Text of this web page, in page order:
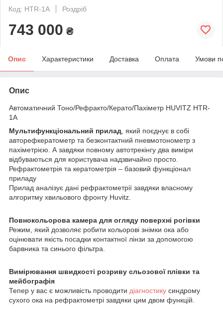
Код: HTR-1A
Роздріб
743 000 ₴
Опис Характеристики Доставка Оплата Умови
Опис
Автоматичний Тоно/Рефракто/Керато/Пахіметр HUVITZ HTR-
1A
Мультифункціональний прилад , який поєднує в собі
авторефкератометр та безконтактний пневмотонометр з
пахіметрією. А завдяки повному автотрекінгу два виміри
відбуваються для користувача надзвичайно просто.
Рефрактометрія та кератометрія – базовий функціонал
приладу
Прилад аналізує дані рефрактометрії завдяки власному
алгоритму хвильового фронту Huvitz.
Повнокольорова камера для огляду поверхні рогівки
Режим, який дозволяє робити кольорові знімки ока або
оцінювати якість посадки контактної лінзи за допомогою
барвника та синього фільтра.
Вимірювання швидкості розриву сльозової плівки та
мейбографія
Тепер у вас є можливість проводити діагностику синдрому
сухого ока на рефрактометрі завдяки цим двом функцій.